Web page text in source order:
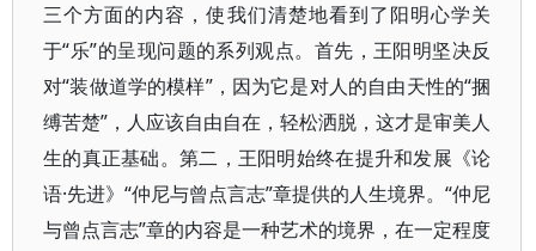
三个方面的内容，使我们清楚地看到了阳明心学关
于“乐”的呈现问题的系列观点。首先，王阳明坚决反
对“装做道学的模样”，因为它是对人的自由天性的“捆
缚苦楚”，人应该自由自在，轻松洒脱，这才是审美人
生的真正基础。第二，王阳明始终在提升和发展《论
语·先进》“仲尼与曾点言志”章提供的人生境界。“仲尼
与曾点言志”章的内容是一种艺术的境界，在一定程度